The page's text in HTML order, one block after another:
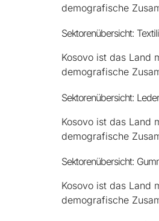
demografische
Sektorenübersicht:
Kosovo ist das Land
demografische
Sektorenübersicht:
Kosovo ist das Land
demografische
Sektorenübersicht:
Kosovo ist das Land
demografische